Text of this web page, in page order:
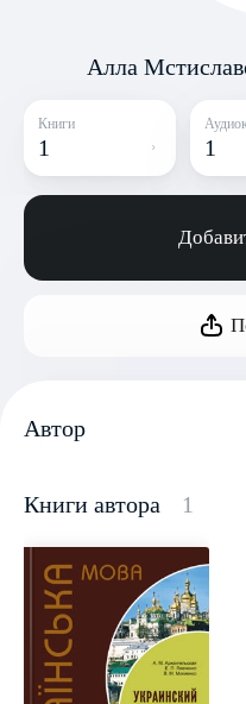
Алла
Книги
1 1
Автор
Книги автора 1